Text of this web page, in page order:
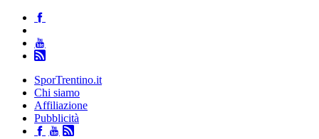
SporTrentino.it
Chi siamo
Affiliazione
Pubblicità